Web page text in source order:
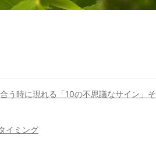
う時に現れる「10の不思議なサイン」そ
イミング